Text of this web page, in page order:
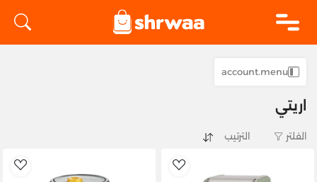
account.menu
اريتي
الفلتر
AddToWishlist